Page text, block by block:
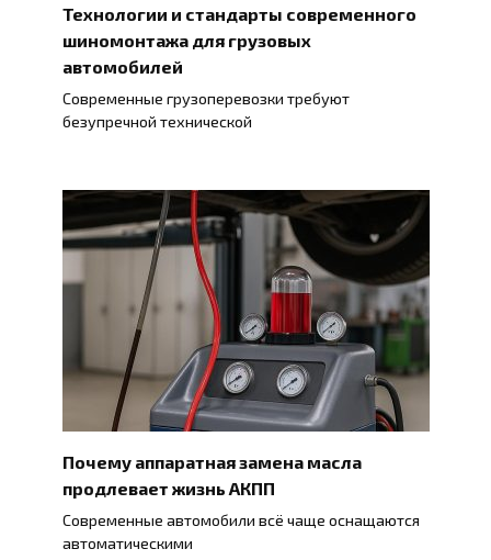
Технологии и стандарты современного
шиномонтажа для грузовых
автомобилей
Современные грузоперевозки требуют
безупречной технической
Почему аппаратная замена масла
продлевает жизнь АКПП
Современные автомобили всё чаще оснащаются
автоматическими